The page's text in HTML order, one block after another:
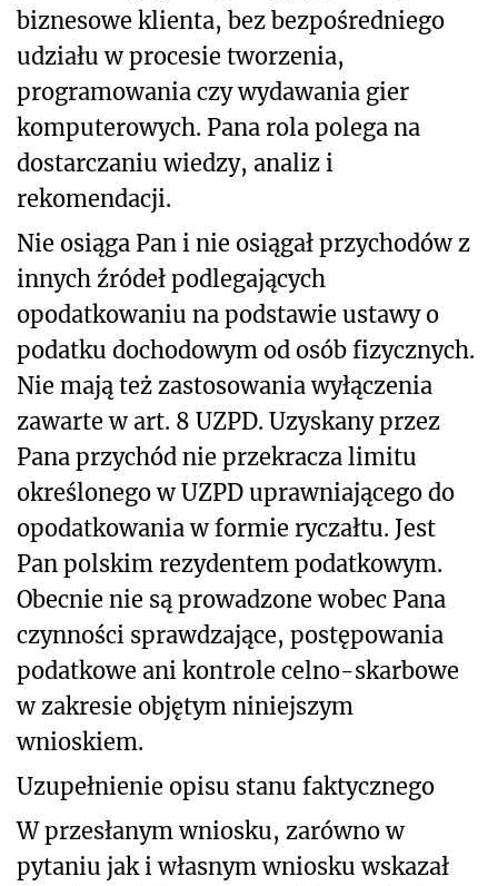
biznesowe klienta, bez bezpośredniego
udziału w procesie tworzenia,
programowania czy wydawania gier
komputerowych. Pana rola polega na
dostarczaniu wiedzy, analiz i
rekomendacji.
Nie osiąga Pan i nie osiągał przychodów z
innych źródeł podlegających
opodatkowaniu na podstawie ustawy o
podatku dochodowym od osób fizycznych.
Nie mają też zastosowania wyłączenia
zawarte w art. 8 UZPD. Uzyskany przez
Pana przychód nie przekracza limitu
określonego w UZPD uprawniającego do
opodatkowania w formie ryczałtu. Jest
Pan polskim rezydentem podatkowym.
Obecnie nie są prowadzone wobec Pana
czynności sprawdzające, postępowania
podatkowe ani kontrole celno-skarbowe
w zakresie objętym niniejszym
wnioskiem.
Uzupełnienie opisu stanu faktycznego
W przesłanym wniosku, zarówno w
pytaniu jak i własnym wniosku wskazał